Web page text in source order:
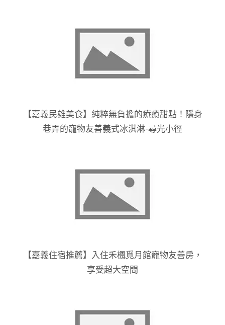
【嘉義民雄美食】純粹無負擔的療癒甜點！隱身
巷弄的寵物友善義式冰淇淋-尋光小徑
【嘉義住宿推薦】入住禾楓覓月館寵物友善房，
享受超大空間